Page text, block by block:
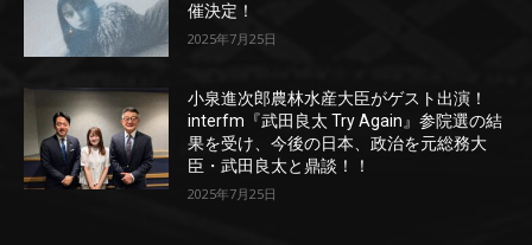
催決定！
2025年7月25日
小泉進次郎農林水産大臣がゲスト出演！
interfm『武田良太 Try Again』参院選の結
果を受け、今後の日本、政治を元総務大
臣・武田良太と鼎談！！
2025年7月25日